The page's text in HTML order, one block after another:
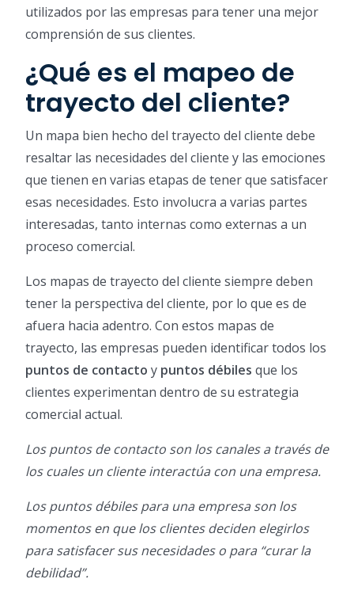
utilizados por las empresas para tener una mejor
comprensión de sus clientes.
¿Qué es el mapeo de
trayecto del cliente?
Un mapa bien hecho del trayecto del cliente debe
resaltar las necesidades del cliente y las emociones
que tienen en varias etapas de tener que satisfacer
esas necesidades. Esto involucra a varias partes
interesadas, tanto internas como externas a un
proceso comercial.
Los mapas de trayecto del cliente siempre deben
tener la perspectiva del cliente, por lo que es de
afuera hacia adentro. Con estos mapas de
trayecto, las empresas pueden identificar todos los
puntos de contacto y puntos débiles que los
clientes experimentan dentro de su estrategia
comercial actual.
Los puntos de contacto son los canales a través de
los cuales un cliente interactúa con una empresa.
Los puntos débiles para una empresa son los
momentos en que los clientes deciden elegirlos
para satisfacer sus necesidades o para “curar la
debilidad”.